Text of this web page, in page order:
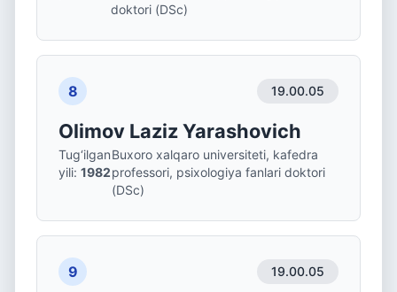
doktori (DSc)
8 19.00.05
Olimov Laziz Yarashovich
Tug‘ilgan
yili: 1982
Buxoro xalqaro universiteti, kafedra
professori, psixologiya fanlari doktori
(DSc)
9 19.00.05